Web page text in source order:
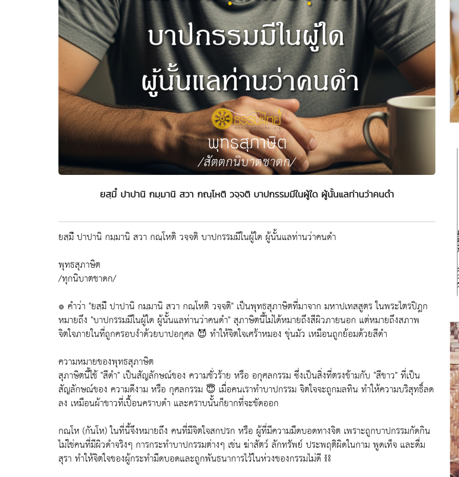
ยสฺมิํ ปาปานิ กมฺมานิ สวา กณฺโหติ วจฺจติ บาปกรรมมีในผู้ใด ผู้นั้นแลท่านว่าคนดำ
ยสฺมิํ ปาปานิ กมฺมานิ สวา กณฺโหติ วจฺจติ บาปกรรมมีในผู้ใด ผู้นั้นแลท่านว่าคนดำ
พุทธสุภาษิต
/ทุกนิบาตชาดก/
๏ คำว่า "ยสฺมิํ ปาปานิ กมฺมานิ สวา กณฺโหติ วจฺจติ" เป็นพุทธสุภาษิตที่มาจาก มหาปเทสสูตร ในพระไตรปิฎก
หมายถึง "บาปกรรมมีในผู้ใด ผู้นั้นแลท่านว่าคนดำ" สุภาษิตนี้ไม่ได้หมายถึงสีผิวภายนอก แต่หมายถึงสภาพ
จิตใจภายในที่ถูกครอบงำด้วยบาปอกุศล 😈 ทำให้จิตใจเศร้าหมอง ขุ่นมัว เหมือนถูกย้อมด้วยสีดำ
ความหมายของพุทธสุภาษิต
สุภาษิตนี้ใช้ "สีดำ" เป็นสัญลักษณ์ของ ความชั่วร้าย หรือ อกุศลกรรม ซึ่งเป็นสิ่งที่ตรงข้ามกับ "สีขาว" ที่เป็น
สัญลักษณ์ของ ความดีงาม หรือ กุศลกรรม 😇 เมื่อคนเราทำบาปกรรม จิตใจจะถูกมลทิน ทำให้ความบริสุทธิ์ลด
ลง เหมือนผ้าขาวที่เปื้อนคราบดำ และคราบนั้นก็ยากที่จะขัดออก
กณฺโห (กันโห) ในที่นี้จึงหมายถึง คนที่มีจิตใจสกปรก หรือ ผู้ที่มีความมืดบอดทางจิต เพราะถูกบาปกรรมกัดกิน
ไม่ใช่คนที่มีผิวดำจริงๆ การกระทำบาปกรรมต่างๆ เช่น ฆ่าสัตว์ ลักทรัพย์ ประพฤติผิดในกาม พูดเท็จ และดื่ม
สุรา ทำให้จิตใจของผู้กระทำมืดบอดและถูกพันธนาการไว้ในห่วงของกรรมไม่ดี ⛓️